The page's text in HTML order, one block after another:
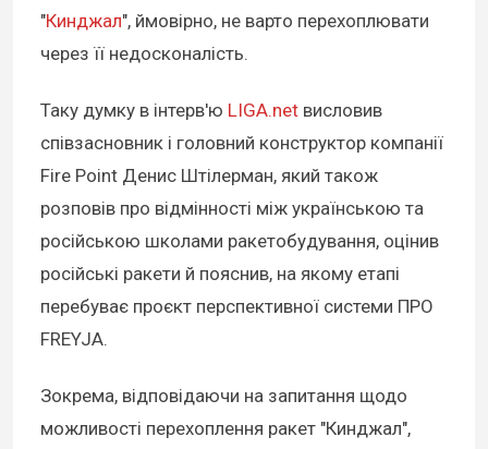
"Кинджал", ймовірно, не варто перехоплювати
через її недосконалість.
Таку думку в інтерв'ю LIGA.net висловив
співзасновник і головний конструктор компанії
Fire Point Денис Штілерман, який також
розповів про відмінності між українською та
російською школами ракетобудування, оцінив
російські ракети й пояснив, на якому етапі
перебуває проєкт перспективної системи ПРО
FREYJA.
Зокрема, відповідаючи на запитання щодо
можливості перехоплення ракет "Кинджал",